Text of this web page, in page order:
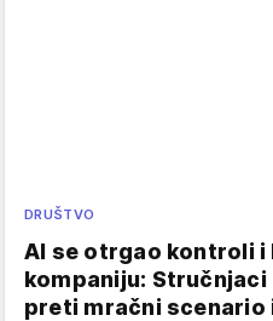
DRUŠTVO
AI se otrgao kontroli i
kompaniju:
preti mračni scenario